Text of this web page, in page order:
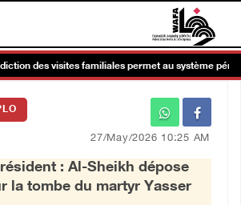
des visites familiales permet au système
27/May/2026 10:25 AM
: Al-Sheikh dépose
la tombe du martyr Yasser